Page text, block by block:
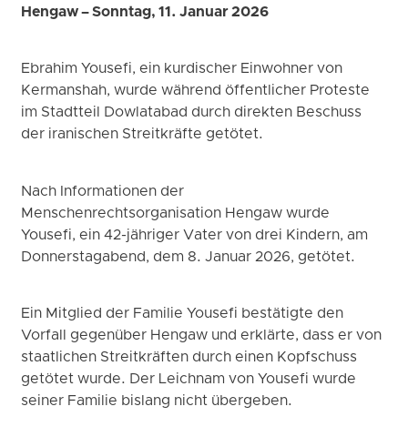
Hengaw – Sonntag, 11. Januar 2026
Ebrahim Yousefi, ein kurdischer Einwohner von
Kermanshah, wurde während öffentlicher Proteste
im Stadtteil Dowlatabad durch direkten Beschuss
der iranischen Streitkräfte getötet.
Nach Informationen der
Menschenrechtsorganisation Hengaw wurde
Yousefi, ein 42-jähriger Vater von drei Kindern, am
Donnerstagabend, dem 8. Januar 2026, getötet.
Ein Mitglied der Familie Yousefi bestätigte den
Vorfall gegenüber Hengaw und erklärte, dass er von
staatlichen Streitkräften durch einen Kopfschuss
getötet wurde. Der Leichnam von Yousefi wurde
seiner Familie bislang nicht übergeben.